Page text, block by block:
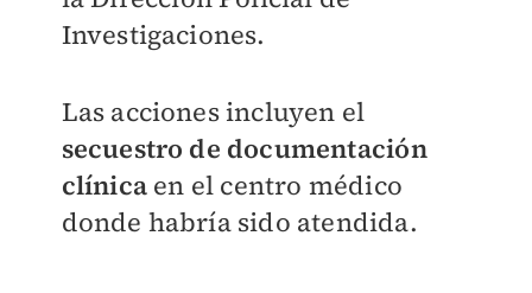
Investigaciones.
Las acciones incluyen el
secuestro de documentación
clínicaen el centro médico
donde habría sido atendida.